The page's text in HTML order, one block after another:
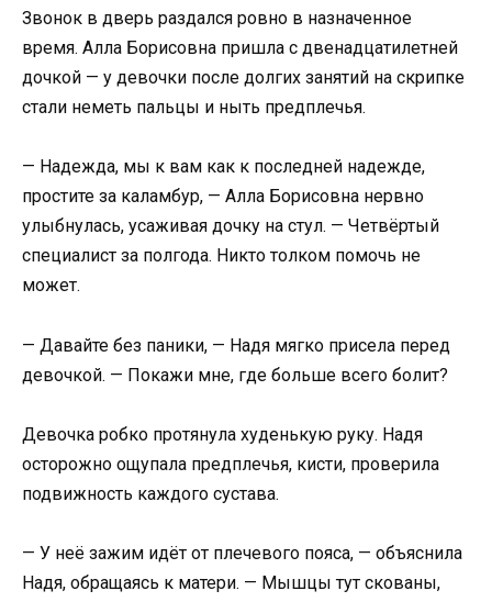
Звонок в дверь раздался ровно в назначенное
время. Алла Борисовна пришла с двенадцатилетней
дочкой — у девочки после долгих занятий на скрипке
стали неметь пальцы и ныть предплечья.
— Надежда, мы к вам как к последней надежде,
простите за каламбур, — Алла Борисовна нервно
улыбнулась, усаживая дочку на стул. — Четвёртый
специалист за полгода. Никто толком помочь не
может.
— Давайте без паники, — Надя мягко присела перед
девочкой. — Покажи мне, где больше всего болит?
Девочка робко протянула худенькую руку. Надя
осторожно ощупала предплечья, кисти, проверила
подвижность каждого сустава.
— У неё зажим идёт от плечевого пояса, — объяснила
Надя, обращаясь к матери. — Мышцы тут скованы,